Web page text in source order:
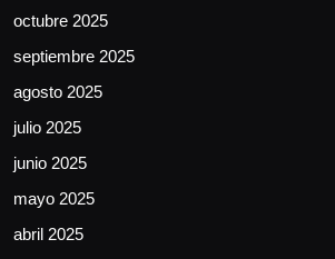
octubre 2025
septiembre 2025
agosto 2025
julio 2025
junio 2025
mayo 2025
abril 2025